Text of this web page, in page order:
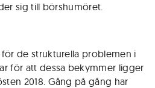
sig till börshumöret.
de strukturella problemen i
för att dessa bekymmer ligger
2018. Gång på gång har